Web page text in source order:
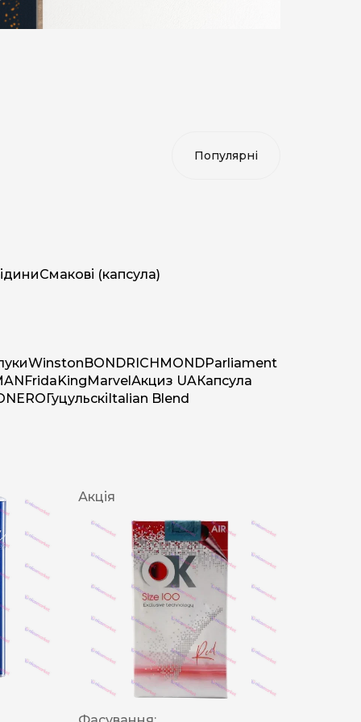
Смакові (капсула)
WinstonBONDRICHMONDParliament
FridaKingMarvelАкциз UAКапсула
NEROГуцульскіItalian Blend
Акція